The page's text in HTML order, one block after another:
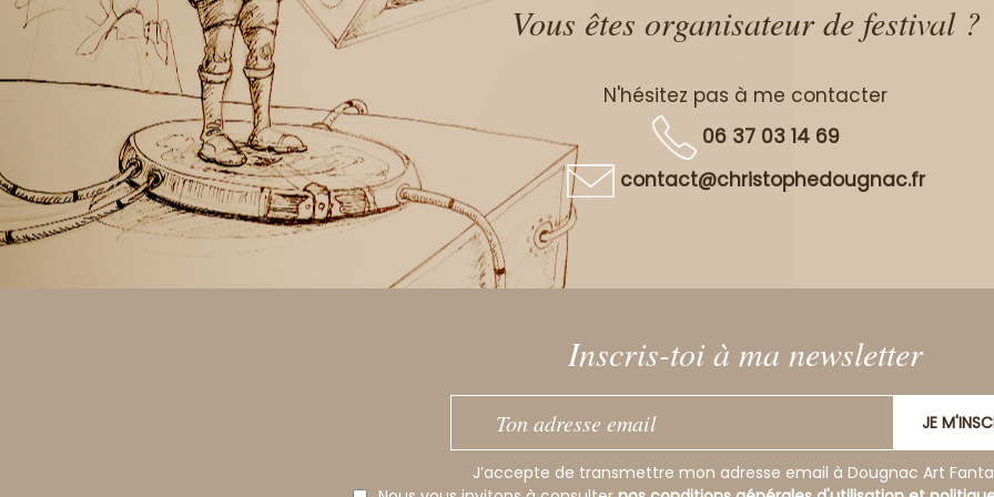
Vous êtes organisateur de festival ?
N'hésitez pas à me contacter
06 37 03 14 69
contact@christophedougnac.fr
Inscris-toi à ma newsletter
JE
J’accepte de transmettre mon adresse email à Dougnac Art